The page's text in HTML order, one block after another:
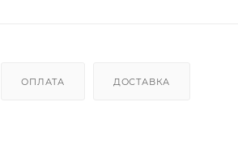
ОПЛАТА ДОСТАВКА